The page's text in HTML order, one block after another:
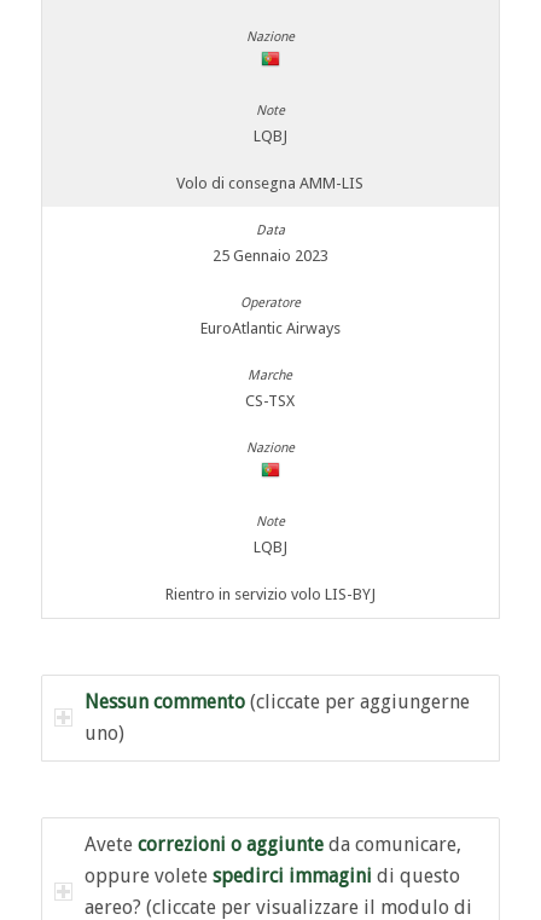
LQBJ
Volo di consegna AMM-LIS
25 Gennaio 2023
EuroAtlantic Airways
CS-TSX
LQBJ
Rientro in servizio volo LIS-BYJ
Nessun commento(cliccate per aggiungerne
uno)
Avete correzioni o aggiunteda comunicare,
oppure volete spedirci immagini di questo
aereo? (cliccate per visualizzare il modulo di